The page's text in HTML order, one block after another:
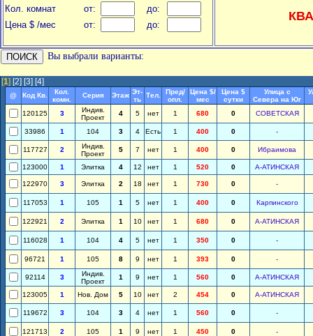
Кол. комнат от:
до:
Цена $ /мес
от: до:
Вы выбрали варианты:
[1] [2] [3] [4]
@ Код Кв.
Кол.
комн.
Серия Этаж Эт-
ть
Тел.
Пред/
опл.
Цена $/
мес
Цена $
сутки
Улица с
Севера на Юг
120125 3
Индив.
Проект
4 5 нет 1 680 0 СОВЕТСКАЯ
33986 1 104 3 4 Есть 1 400 0 -
117727 2
Индив.
Проект
5 7 нет 1 400 0 Ибраимова
123000 1 Элитка 4 12 нет 1 520 0 А-АТИНСКАЯ
122970 3 Элитка 2 18 нет 1 730 0 -
117053 1 105 1 5 нет 1 400 0 Карпинского
122921 2 Элитка 1 10 нет 1 680 0 А-АТИНСКАЯ
116028 1 104 4 5 нет 1 350 0 -
96721 1 105 8 9 нет 1 393 0 -
92114 3
Индив.
Проект
1 9 нет 1 560 0 А-АТИНСКАЯ
123005 1 Нов. Дом 5 10 нет 2 454 0 А-АТИНСКАЯ
119672 3 104 3 4 нет 1 560 0 -
121713 2 105 1 9 нет 1 450 0 -